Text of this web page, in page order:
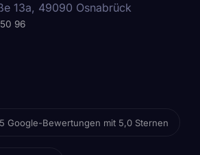
13a, 49090 Osnabrück
96
Google-Bewertungen mit 5,0 Sternen